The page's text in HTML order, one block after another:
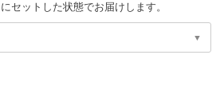
セットした状態でお届けします。